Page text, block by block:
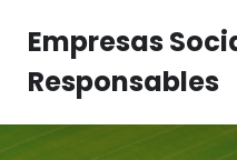
Empresas
Responsables